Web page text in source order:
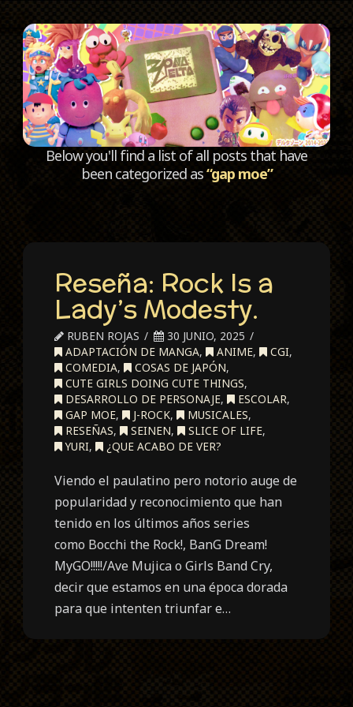
Below you'll find a list of all posts that have
been categorized as“gap moe”
Reseña: Rock Is a
Lady’s Modesty.
RUBEN ROJAS
30 JUNIO, 2025
ADAPTACIÓN DE MANGA, ANIME, CGI,
COMEDIA, COSAS DE JAPÓN,
CUTE GIRLS DOING CUTE THINGS,
DESARROLLO DE PERSONAJE, ESCOLAR,
GAP MOE, J-ROCK, MUSICALES,
RESEÑAS, SEINEN, SLICE OF LIFE,
YURI, ¿QUE ACABO DE VER?
Viendo el paulatino pero notorio auge de
popularidad y reconocimiento que han
tenido en los últimos años series
como Bocchi the Rock!, BanG Dream!
MyGO!!!!!/Ave Mujica o Girls Band Cry,
decir que estamos en una época dorada
para que intenten triunfar e…